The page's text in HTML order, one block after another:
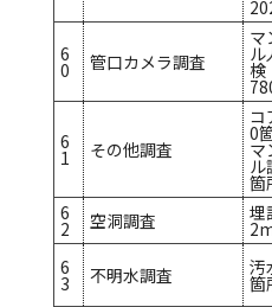
6
0 管口カメラ調査
マ
ル
検
6
1 その他調査
コ
0
マ
ル
箇
6
2 空洞調査
6
3 不明水調査 箇